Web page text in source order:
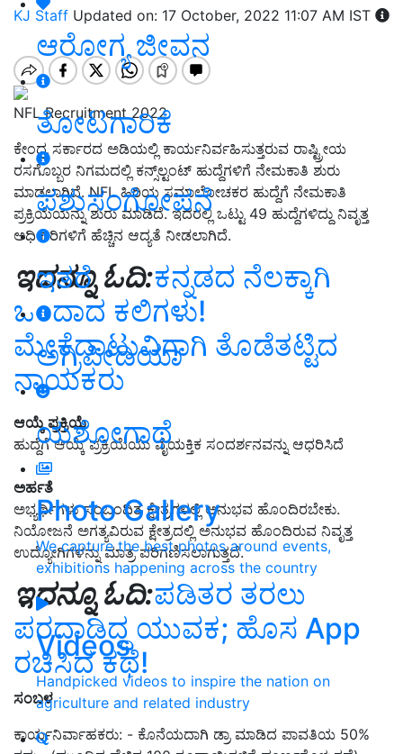
ಆರೋಗ್ಯ ಜೀವನ
ತೋಟಗಾರಿಕೆ
ಪಶುಸಂಗೋಪನೆ
ಇತರೆ
ಅಗ್ರಿಪೀಡಿಯಾ
ಯಶೋಗಾಥೆ
Photo Gallery
We capture the best photos around events,
exhibitions happening across the country
Videos
Handpicked videos to inspire the nation on
agriculture and related industry
KJ Staff Updated on: 17 October, 2022 11:07 AM IST
NFL Recruitment 2022
ಕೇಂದ್ರ ಸರ್ಕಾರದ ಅಡಿಯಲ್ಲಿ ಕಾರ್ಯನಿರ್ವಹಿಸುತ್ತರುವ ರಾಷ್ಟ್ರೀಯ
ರಸಗೊಬ್ಬರ ನಿಗಮದಲ್ಲಿ ಕನ್ಸ್‌ಲ್ಟಂಟ್‌ ಹುದ್ದೆಗಳಿಗೆ ನೇಮಕಾತಿ ಶುರು
ಮಾಡಲಾಗಿದೆ. NFL ಹಿರಿಯ ಸಮಾಲೋಚಕರ ಹುದ್ದೆಗೆ ನೇಮಕಾತಿ
ಪ್ರಕ್ರಿಯೆಯನ್ನು ಶುರು ಮಾಡಿದೆ. ಇದರಲ್ಲಿ ಒಟ್ಟು 49 ಹುದ್ದೆಗಳಿದ್ದು ನಿವೃತ್ತ
ಅಧಿಕಾರಿಗಳಿಗೆ ಹೆಚ್ಚಿನ ಆದ್ಯತೆ ನೀಡಲಾಗಿದೆ.
ಇದನ್ನೂ ಓದಿ:ಕನ್ನಡದ ನೆಲಕ್ಕಾಗಿ
ಒಂದಾದ ಕಲಿಗಳು!
ಮೇಕೆದಾಟುವಿಗಾಗಿ ತೊಡೆತಟ್ಟಿದ
ನಾಯಕರು
ಆಯ್ಕೆ ಪ್ರಕ್ರಿಯೆ
ಹುದ್ದೆಗೆ ಆಯ್ಕೆ ಪ್ರಕ್ರಿಯೆಯು ವೈಯಕ್ತಿಕ ಸಂದರ್ಶನವನ್ನು ಆಧರಿಸಿದೆ
ಅರ್ಹತೆ
ಅಭ್ಯರ್ಥಿಗಳು ಸಂಬಂಧಿತ ಕ್ಷೇತ್ರಗಳಲ್ಲಿ ಅನುಭವ ಹೊಂದಿರಬೇಕು.
ನಿಯೋಜನೆ ಅಗತ್ಯವಿರುವ ಕ್ಷೇತ್ರದಲ್ಲಿ ಅನುಭವ ಹೊಂದಿರುವ ನಿವೃತ್ತ
ಉದ್ಯೋಗಿಗಳನ್ನು ಮಾತ್ರ ಪರಿಗಣಿಸಲಾಗುತ್ತದೆ.
ಇದನ್ನೂ ಓದಿ:ಪಡಿತರ ತರಲು
ಪರದಾಡಿದ್ದ ಯುವಕ; ಹೊಸ App
ರಚಿಸಿದ ಕಥೆ!
ಸಂಬಳ
ಕಾರ್ಯನಿರ್ವಾಹಕರು: - ಕೊನೆಯದಾಗಿ ಡ್ರಾ ಮಾಡಿದ ಪಾವತಿಯ 50%